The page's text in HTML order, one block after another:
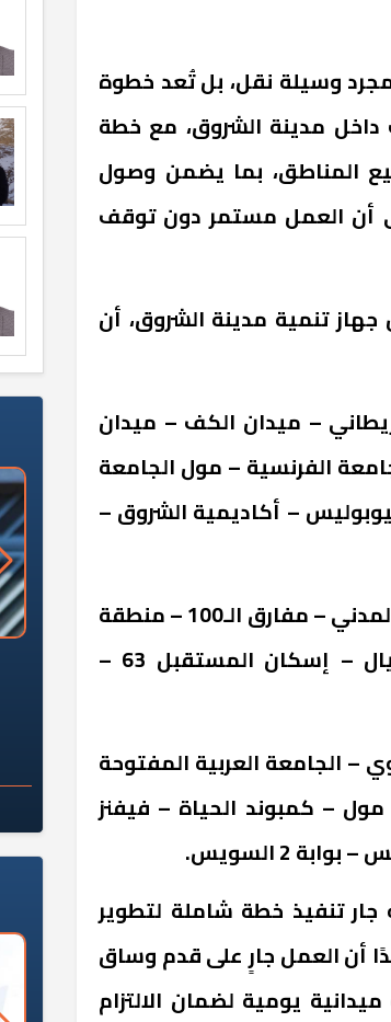
وسيلة نقل، بل تُعد خطوة
داخل مدينة الشروق، مع خطة
المناطق، بما يضمن وصول
أن العمل مستمر دون توقف
تنمية مدينة الشروق، أن
– ميدان الكف – ميدان
الفرنسية – مول الجامعة
– أكاديمية الشروق –
• الخط الثاني: المرور – النيابة – السجل المدني – مفارق الـ100 – منطقة
النوادي – إسكان 70 – مستشفى رويال – إسكان المستقبل 63 –
– الجامعة العربية المفتوحة
– كمبوند الحياة – فيفنز
2 السويس.
جار تنفيذ خطة شاملة لتطوير
أن العمل جارٍ على قدم وساق
يومية لضمان الالتزام
العُثور على 10 توابيت سلامة الغذاء: 285 ألف طن صادرات